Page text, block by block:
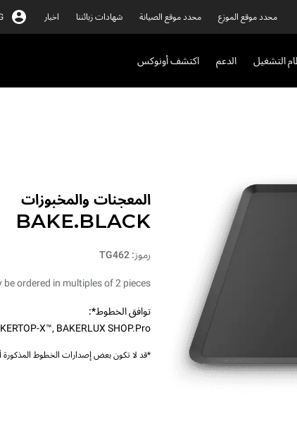
محدد موقع الموزع محدد موقع الصيانة شهادات زبائننا اخبار
التشغيل الدعم اكتشف أونوكس
المعجنات والمخبوزات
BAKE.BLACK
رموز: TG462
ordered in multiples of 2 pieces.
توافق الخطوط*:
X™, BAKERLUX SHOP.Pro™
*قد لا تكون بعض إصدارات الخطوط المذكورة